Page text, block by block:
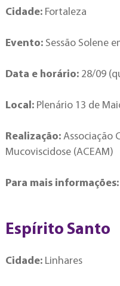
Cidade: Fortaleza
Evento: Sessão Solene
Data e horário: 28/09
Local: Plenário 13 de
Realização: Associação
Mucoviscidose (ACEAM)
Para mais informações:
Espírito Santo
Cidade: Linhares